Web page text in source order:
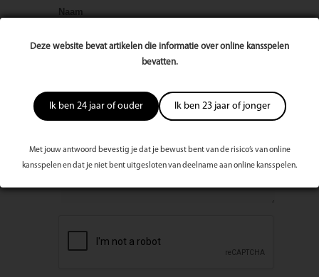
Deze website bevat artikelen die informatie over online kansspelen
bevatten.
Ik ben 24 jaar of ouder Ik ben 23 jaar of jonger
Met jouw antwoord bevestig je dat je bewust bent van de risico’s van online
kansspelen en dat je niet bent uitgesloten van deelname aan online kansspelen.
Naam
Bericht